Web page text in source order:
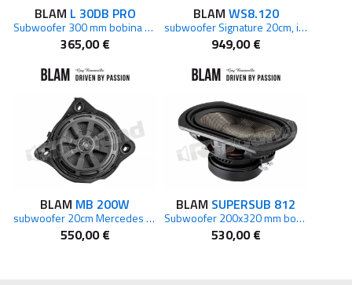
BLAM L 30DB PRO
Subwoofer 300 mm bobina 60mm 93,1dB – 2x2 Ohm 400W rms
365,00 €
BLAM WS8.120
subwoofer Signature 20cm, impedenza 2 Ohm
949,00 €
BLAM MB 200W
subwoofer 20cm Mercedes con guida a sinistra
550,00 €
BLAM SUPERSUB 812
Subwoofer 200x320 mm bobina 50mm
530,00 €